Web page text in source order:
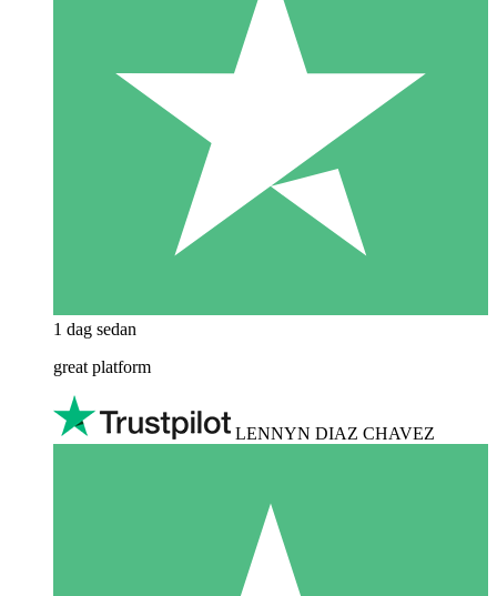
1 dag sedan
great platform
LENNYN DIAZ CHAVEZ